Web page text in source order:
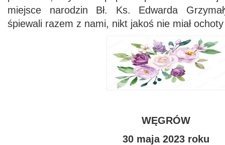
miejsce narodzin Bł. Ks. Edwarda
śpiewali razem z nami, nikt jakoś nie miał
WĘGRÓW
30 maja 2023 roku